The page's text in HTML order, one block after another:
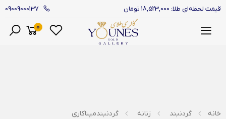
قیمت لحظه‌ای طلا: 18,523,000 تومان 09009000137
0
خانه گردنبند زنانه
گردنبندمیناکاری